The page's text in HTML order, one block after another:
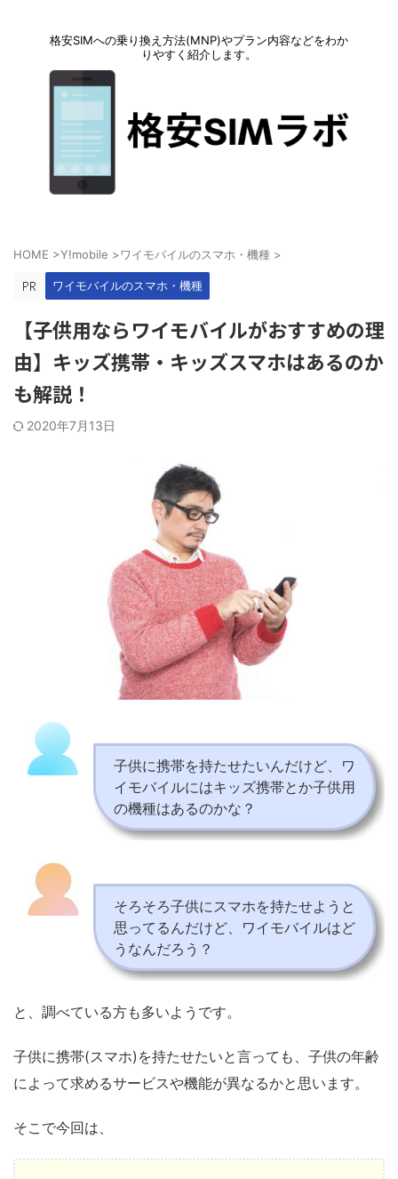
格安SIMへの乗り換え方法(MNP)やプラン内容などをわか
りやすく紹介します。
HOME >Y!mobile >ワイモバイルのスマホ・機種 >
ワイモバイルのスマホ・機種
【子供用ならワイモバイルがおすすめの理
由】キッズ携帯・キッズスマホはあるのか
も解説！
2020年7月13日
子供に携帯を持たせたいんだけど、ワ
イモバイルにはキッズ携帯とか子供用
の機種はあるのかな？
そろそろ子供にスマホを持たせようと
思ってるんだけど、ワイモバイルはど
うなんだろう？
と、調べている方も多いようです。
子供に携帯(スマホ)を持たせたいと言っても、子供の年齢
によって求めるサービスや機能が異なるかと思います。
そこで今回は、